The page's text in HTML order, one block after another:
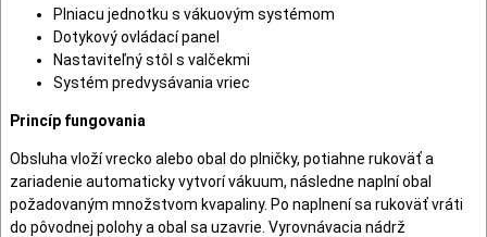
Plniacu jednotku s vákuovým systémom
Dotykový ovládací panel
Nastaviteľný stôl s valčekmi
Systém predvysávania vriec
Princíp fungovania
Obsluha vloží vrecko alebo obal do plničky, potiahne rukoväť a
zariadenie automaticky vytvorí vákuum, následne naplní obal
požadovaným množstvom kvapaliny. Po naplnení sa rukoväť vráti
do pôvodnej polohy a obal sa uzavrie. Vyrovnávacia nádrž